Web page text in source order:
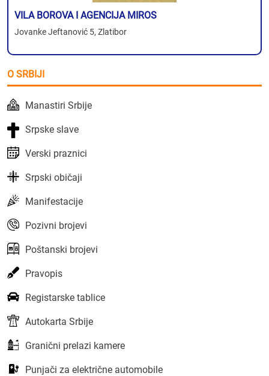
VILA BOROVA I AGENCIJA MIROS
Jovanke Jeftanović 5, Zlatibor
O SRBIJI
Manastiri Srbije
Srpske slave
Verski praznici
Srpski običaji
Manifestacije
Pozivni brojevi
Poštanski brojevi
Pravopis
Registarske tablice
Autokarta Srbije
Granični prelazi kamere
Punjači za električne automobile